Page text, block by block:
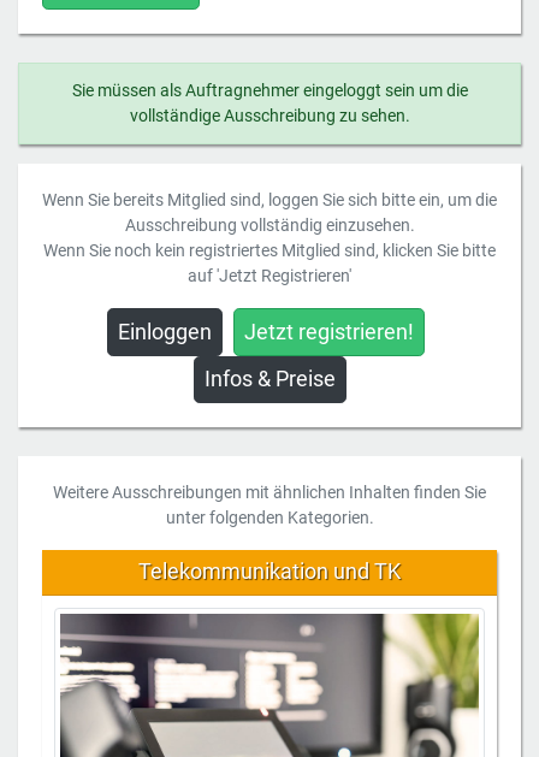
Sie müssen als Auftragnehmer eingeloggt sein um die
vollständige Ausschreibung zu sehen.
Wenn Sie bereits Mitglied sind, loggen Sie sich bitte ein, um die
Ausschreibung vollständig einzusehen.
Wenn Sie noch kein registriertes Mitglied sind, klicken Sie bitte
auf 'Jetzt Registrieren'
Einloggen
Jetzt registrieren!
Infos & Preise
Weitere Ausschreibungen mit ähnlichen Inhalten finden Sie
unter folgenden Kategorien.
Telekommunikation und TK